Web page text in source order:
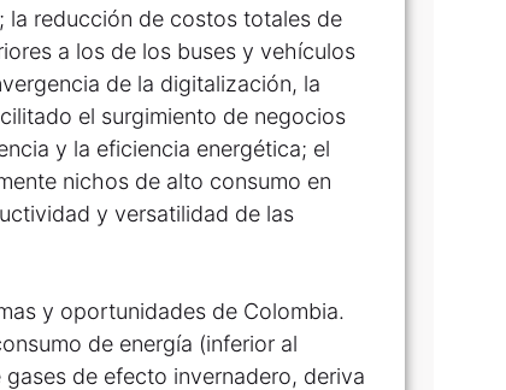
la reducción de costos totales de
a los de los buses y vehículos
de la digitalización, la
el surgimiento de negocios
y la eficiencia energética; el
nichos de alto consumo en
y versatilidad de las
y oportunidades de Colombia.
de energía (inferior al
de efecto invernadero, deriva